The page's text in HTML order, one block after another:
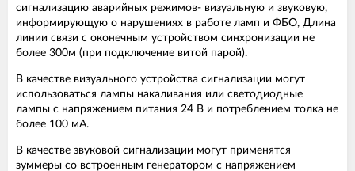
сигнализацию аварийных режимов- визуальную и звуковую,
информирующую о нарушениях в работе ламп и ФБО, Длина
линии связи с оконечным устройством синхронизации не
более 300м (при подключение витой парой).
В качестве визуального устройства сигнализации могут
использоваться лампы накаливания или светодиодные
лампы с напряжением питания 24 В и потреблением толка не
более 100 мА.
В качестве звуковой сигнализации могут применятся
зуммеры со встроенным генератором с напряжением